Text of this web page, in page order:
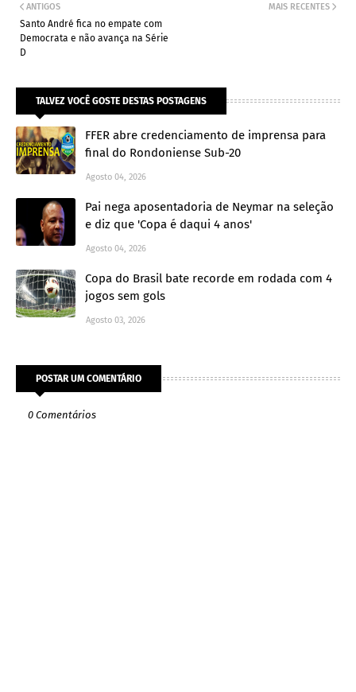
MAIS RECENTES
ANTIGOS
Santo André fica no empate com
Democrata e não avança na Série
D
TALVEZ VOCÊ GOSTE DESTAS POSTAGENS
FFER abre credenciamento de imprensa para
final do Rondoniense Sub-20
Agosto 04, 2026
Pai nega aposentadoria de Neymar na seleção
e diz que 'Copa é daqui 4 anos'
Agosto 04, 2026
Copa do Brasil bate recorde em rodada com 4
jogos sem gols
Agosto 03, 2026
POSTAR UM COMENTÁRIO
0 Comentários